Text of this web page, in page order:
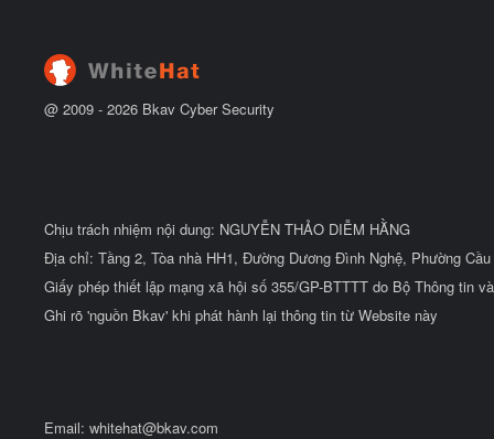
@ 2009 - 2026 Bkav Cyber Security
Chịu trách nhiệm nội dung: NGUYỄN THẢO DIỄM HẰNG
Địa chỉ: Tầng 2, Tòa nhà HH1, Đường Dương Đình Nghệ, Phường
Giấy phép thiết lập mạng xã hội số 355/GP-BTTTT do Bộ Thông tin
Ghi rõ 'nguồn Bkav' khi phát hành lại thông tin từ Website này
Email: whitehat@bkav.com